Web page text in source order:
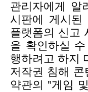
관리자에게 알
시판에 게시
플랫폼의 신고
을 확인하실
행하려고 하지
저작권 침해 콘
약관의 "게임